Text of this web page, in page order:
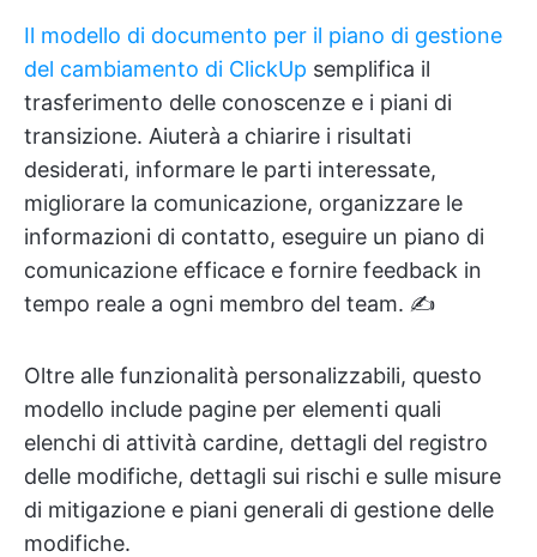
Il modello di documento per il piano di gestione
del cambiamento di ClickUp semplifica il
trasferimento delle conoscenze e i piani di
transizione. Aiuterà a chiarire i risultati
desiderati, informare le parti interessate,
migliorare la comunicazione, organizzare le
informazioni di contatto, eseguire un piano di
comunicazione efficace e fornire feedback in
tempo reale a ogni membro del team. ✍️
Oltre alle funzionalità personalizzabili, questo
modello include pagine per elementi quali
elenchi di attività cardine, dettagli del registro
delle modifiche, dettagli sui rischi e sulle misure
di mitigazione e piani generali di gestione delle
modifiche.